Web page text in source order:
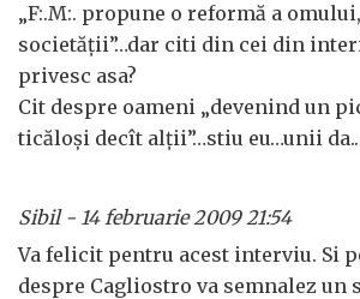
„F:.M:. propune o reformă a
societăţii”…dar citi din cei din
privesc asa?
Cit despre oameni „devenind un
ticăloşi decît alţii”…stiu eu…unii
Sibil - 14 februarie 2009 21:54
Va felicit pentru acest interviu. Si
despre Cagliostro va semnalez un